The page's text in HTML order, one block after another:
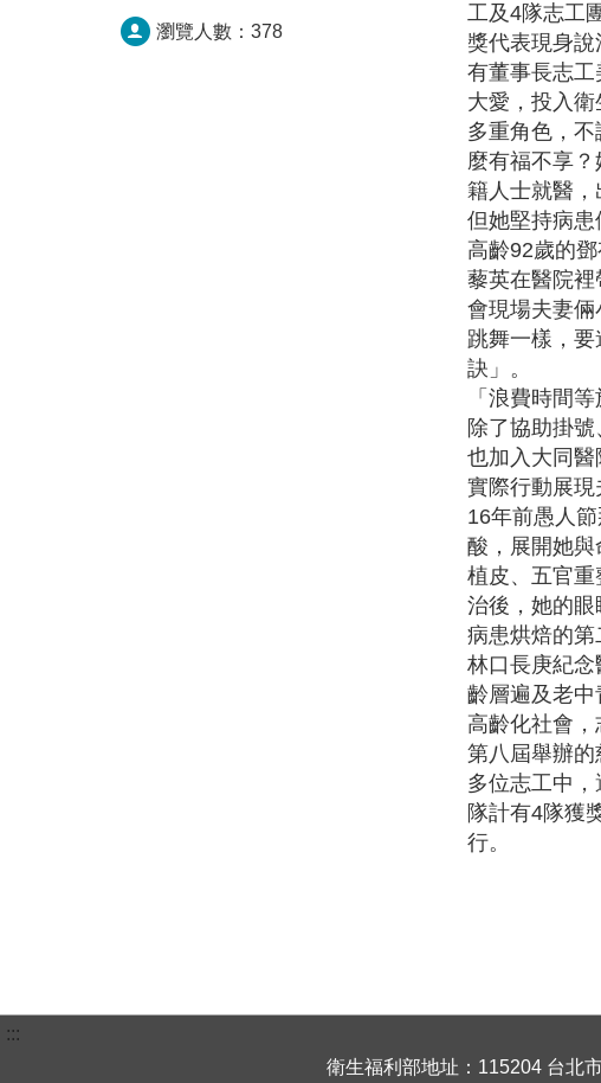
瀏覽人數： 378
工及4隊志工
獎代表現身說
有董事長志
大愛，投入
多重角色，
麼有福不享
籍人士就醫，
但她堅持病患
高齡92歲的
藜英在醫院
會現場夫妻
跳舞一樣，
訣」。
「浪費時間
除了協助掛
也加入大同
實際行動展現
16年前愚人
酸，展開她與
植皮、五官
治後，她的
病患烘焙的第
林口長庚紀
齡層遍及老
高齡化社會，
第八屆舉辦
多位志工中
隊計有4隊獲
行。
:::
衛生福利部地址：115204 台北